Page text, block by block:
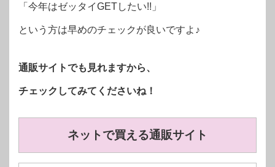
「今年はゼッタイGETしたい!!」
という方は早めのチェックが良いですよ♪
通販サイトでも見れますから、
チェックしてみてくださいね！
ネットで買える通販サイト